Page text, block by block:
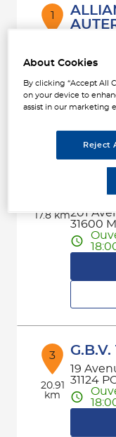
1
17.8 km201
31600
3
20.91
km
19
31124
About Cookies
By clicking “Accept All
on your device to
assist in our marketing
Reject